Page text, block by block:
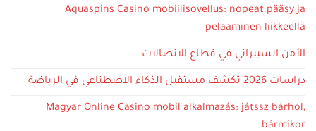
Aquaspins Casino mobiilisovellus: nopeat pääsy ja
pelaaminen liikkeellä
الأمن السيبراني في قطاع الاتصالات
دراسات 2026 تكشف مستقبل الذكاء الاصطناعي في الرياضة
Magyar Online Casino mobil alkalmazás: játssz bárhol,
bármikor